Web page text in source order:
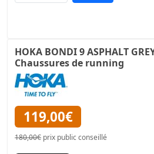
HOKA BONDI 9 ASPHALT
Chaussures de running
119,00€
180,00€ prix public conseillé